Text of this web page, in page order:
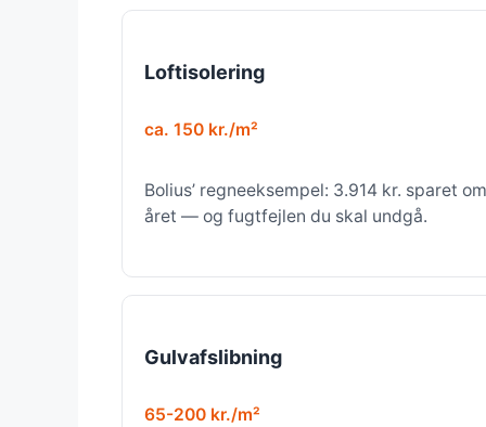
Loftisolering
ca. 150 kr./m²
Bolius’ regneeksempel: 3.914 kr. sparet om
året — og fugtfejlen du skal undgå.
Gulvafslibning
65-200 kr./m²